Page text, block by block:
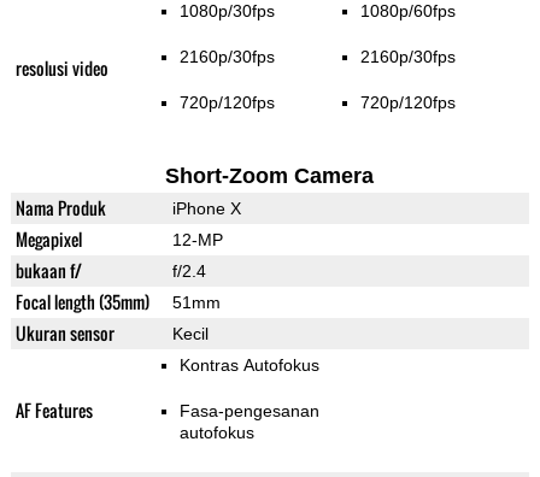
resolusi video
1080p/30fps
2160p/30fps
720p/120fps
1080p/60fps
2160p/30fps
720p/120fps
Short-Zoom Camera
Nama Produk iPhone X
Megapixel 12-MP
bukaan f/ f/2.4
Focal length (35mm) 51mm
Ukuran sensor Kecil
AF Features
Kontras Autofokus
Fasa-pengesanan
autofokus